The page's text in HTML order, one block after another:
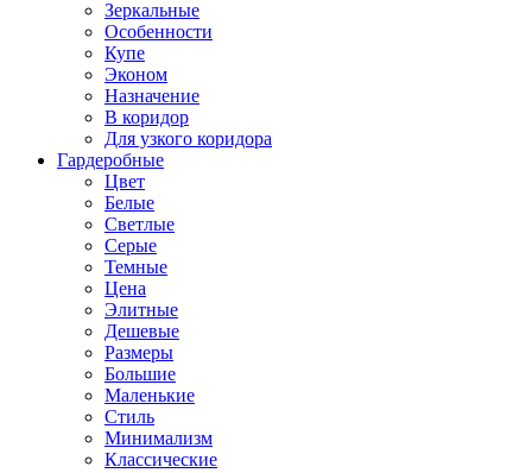
Зеркальные
Особенности
Купе
Эконом
Назначение
В коридор
Для узкого коридора
Гардеробные
Цвет
Белые
Светлые
Серые
Темные
Цена
Элитные
Дешевые
Размеры
Большие
Маленькие
Стиль
Минимализм
Классические